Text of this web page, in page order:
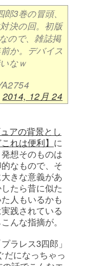
3巻の冒頭、
決の回。初版
ので、雑誌掲
か。デバイス
なｗ
2014, 12月 24
アの背景とし
れは便利】 に
想そのものは
なもので、そ
きな意義があ
たら昔に似た
人もいるかも
践されている
んな指摘が。
ラレス3四郎」
だになっちゃっ